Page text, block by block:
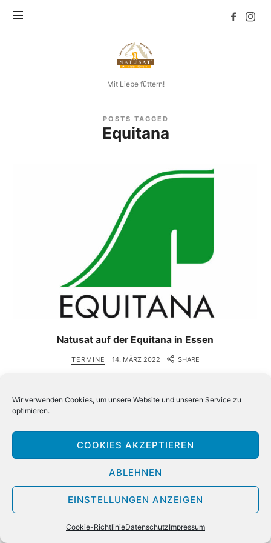
Wir verwenden Cookies, um unsere Website und unseren Service zu
optimieren.
COOKIES AKZEPTIEREN
ABLEHNEN
EINSTELLUNGEN ANZEIGEN
Cookie-RichtlinieDatenschutzImpressum
Natusat
Mit Liebe füttern!
POSTS TAGGED
Equitana
Natusat auf der Equitana in Essen
TERMINE 14. MÄRZ 2022 SHARE
Endlich ist es wieder soweit, Messen und Ausstellungen
dürfen wieder stattfinden. Wir sind natürlich auch wieder
mit dabei. Als erstes könnt Ihr uns auf der Equitana…
WEITERLESEN